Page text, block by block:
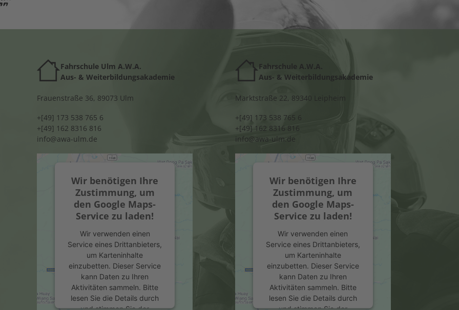
Fahrschule Ulm A.W.A.
Aus- & Weiterbildungsakademie
Frauenstraße 36, 89073 Ulm
+[49] 173 538 765 6
+[49] 162 8316 816
info@awa-ulm.de
Wir benötigen Ihre
Zustimmung, um
den Google Maps-
Service zu laden!
Wir verwenden einen
Service eines Drittanbieters,
um Karteninhalte
einzubetten. Dieser Service
kann Daten zu Ihren
Aktivitäten sammeln. Bitte
lesen Sie die Details durch
Fahrschule A.W.A.
Aus- & Weiterbildungsakademie
Marktstraße 22, 89340 Leipheim
+[49] 173 538 765 6
+[49] 162 8316 816
info@awa-ulm.de
Wir benötigen Ihre
Zustimmung, um
den Google Maps-
Service zu laden!
Wir verwenden einen
Service eines Drittanbieters,
um Karteninhalte
einzubetten. Dieser Service
kann Daten zu Ihren
Aktivitäten sammeln. Bitte
lesen Sie die Details durch